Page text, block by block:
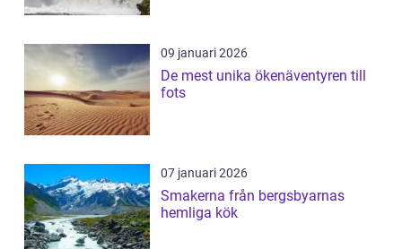
09 januari 2026
De mest unika ökenäventyren till
fots
07 januari 2026
Smakerna från bergsbyarnas
hemliga kök